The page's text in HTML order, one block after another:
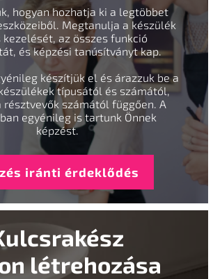
hogyan hozhatja ki a legtöbbet
Megtanulja a készülék
kezelését, az összes funkció
és képzési tanúsítványt kap.
készítjük el és árazzuk be a
típusától és számától,
számától függően. A
egyénileg is tartunk Önnek
képzést.
iránti érdeklődés
létrehozása